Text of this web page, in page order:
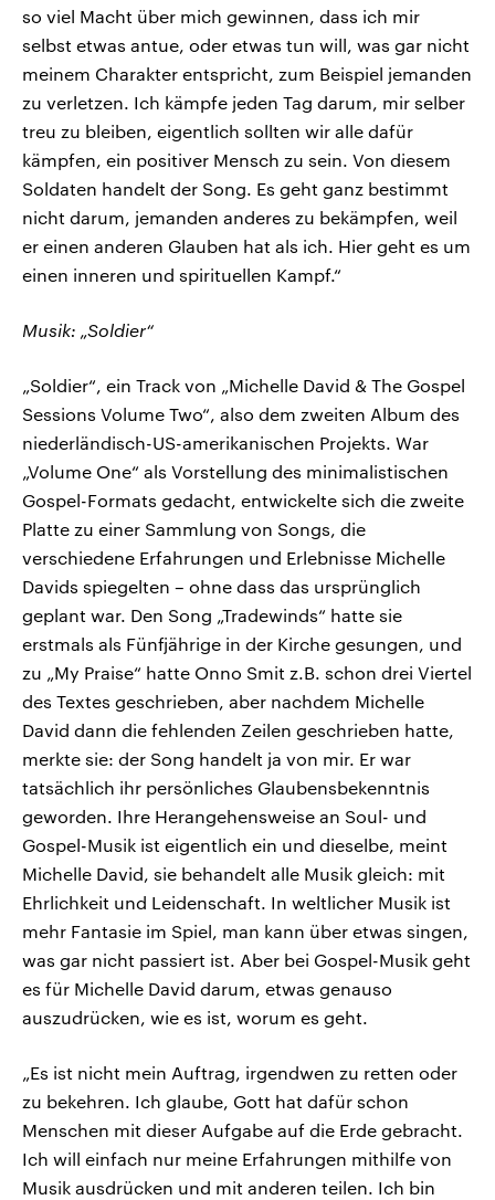
so viel Macht über mich gewinnen, dass ich mir
selbst etwas antue, oder etwas tun will, was gar nicht
meinem Charakter entspricht, zum Beispiel jemanden
zu verletzen. Ich kämpfe jeden Tag darum, mir selber
treu zu bleiben, eigentlich sollten wir alle dafür
kämpfen, ein positiver Mensch zu sein. Von diesem
Soldaten handelt der Song. Es geht ganz bestimmt
nicht darum, jemanden anderes zu bekämpfen, weil
er einen anderen Glauben hat als ich. Hier geht es um
einen inneren und spirituellen Kampf.“
Musik: „Soldier“
„Soldier“, ein Track von „Michelle David & The Gospel
Sessions Volume Two“, also dem zweiten Album des
niederländisch-US-amerikanischen Projekts. War
„Volume One“ als Vorstellung des minimalistischen
Gospel-Formats gedacht, entwickelte sich die zweite
Platte zu einer Sammlung von Songs, die
verschiedene Erfahrungen und Erlebnisse Michelle
Davids spiegelten – ohne dass das ursprünglich
geplant war. Den Song „Tradewinds“ hatte sie
erstmals als Fünfjährige in der Kirche gesungen, und
zu „My Praise“ hatte Onno Smit z.B. schon drei Viertel
des Textes geschrieben, aber nachdem Michelle
David dann die fehlenden Zeilen geschrieben hatte,
merkte sie: der Song handelt ja von mir. Er war
tatsächlich ihr persönliches Glaubensbekenntnis
geworden. Ihre Herangehensweise an Soul- und
Gospel-Musik ist eigentlich ein und dieselbe, meint
Michelle David, sie behandelt alle Musik gleich: mit
Ehrlichkeit und Leidenschaft. In weltlicher Musik ist
mehr Fantasie im Spiel, man kann über etwas singen,
was gar nicht passiert ist. Aber bei Gospel-Musik geht
es für Michelle David darum, etwas genauso
auszudrücken, wie es ist, worum es geht.
„Es ist nicht mein Auftrag, irgendwen zu retten oder
zu bekehren. Ich glaube, Gott hat dafür schon
Menschen mit dieser Aufgabe auf die Erde gebracht.
Ich will einfach nur meine Erfahrungen mithilfe von
Musik ausdrücken und mit anderen teilen. Ich bin